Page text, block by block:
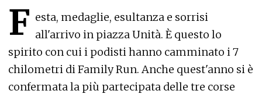
F esta, medaglie, esultanza e sorrisi
all'arrivo in piazza Unità. È questo lo
spirito con cui i podisti hanno camminato i 7
chilometri di Family Run. Anche quest'anno si è
confermata la più partecipata delle tre corse